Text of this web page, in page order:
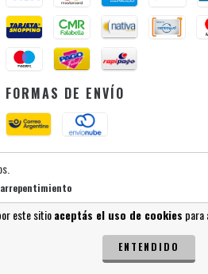
este sitioaceptás el uso de cookies para
ENTENDIDO
FORMAS DE ENVÍO